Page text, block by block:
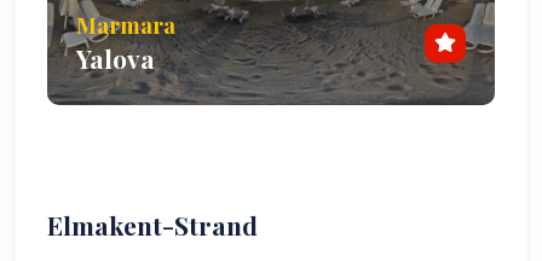
Marmara
Yalova
Elmakent-Strand